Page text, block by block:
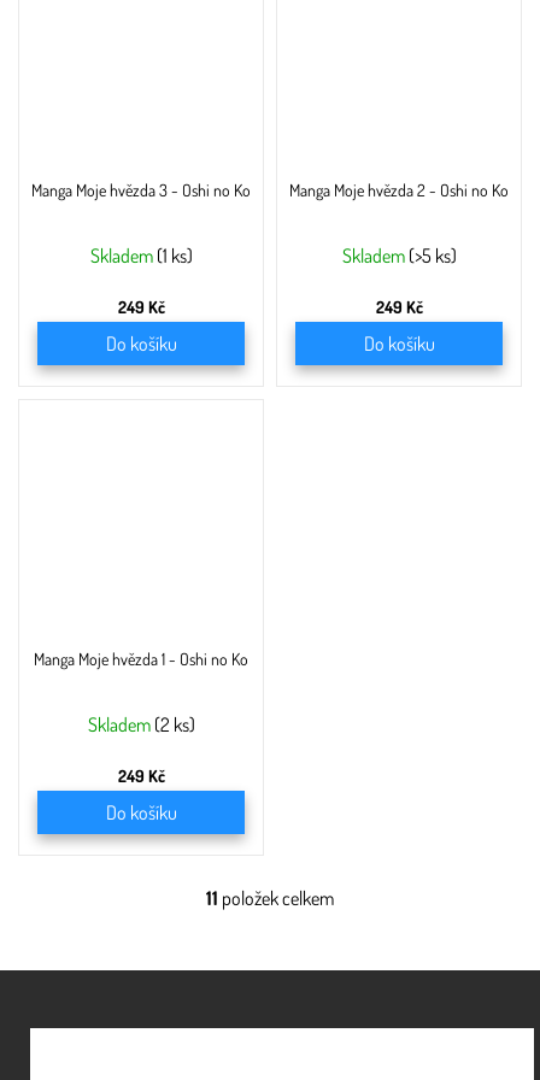
Manga Moje hvězda 3 - Oshi no Ko
Skladem (1 ks)
249 Kč
Do košíku
Manga Moje hvězda 2 - Oshi no Ko
Skladem (>5 ks)
249 Kč
Do košíku
Manga Moje hvězda 1 - Oshi no Ko
Skladem (2 ks)
249 Kč
Do košíku
O
á
a
11 položek celkem